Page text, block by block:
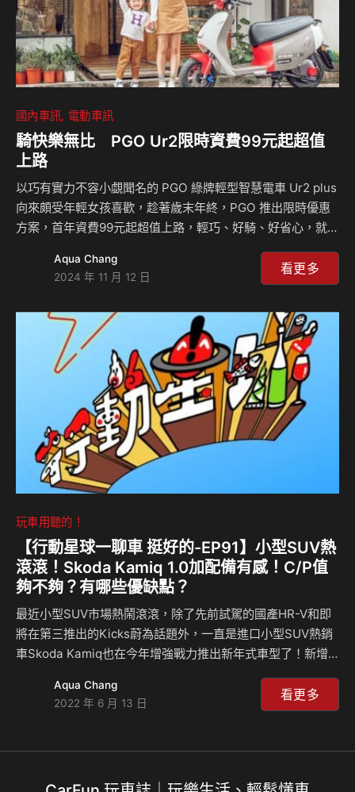
國內車訊 電動車訊
騎快樂無比 PGO Ur2限時資費99元起超值
上路
以巧有實力不容小覷聞名的 PGO 綠牌輕型智慧電車 Ur2 plus
向來頗受年輕女孩喜歡，趁著歲末年終，PGO 推出限時優惠
方案，首年資費99元起超值上路，輕巧、好騎、好省心，就要
多。Ur2 plus 座高為730mm、車重為82kg，不僅輕巧好駕
馭，還擁有許多貼心的配備。在燈具上，採用 Class-C 直射
異的照明效果。此外，車殼以環保材質打造，可愛的圓潤外
型，具備防刮特性，穿梭街道、駐車停放都安心。 在實用設
計上，Ur2 plus 配備全液晶儀錶和後座飛…
Aqua Chang
2024 年 11 月 12 日
看更多
玩車用聽的！
【行動星球⼀聊車 挺好的-EP91】小型SUV熱
滾滾！Skoda Kamiq 1.0加配備有感！C/P值
夠不夠？有哪些優缺點？
最近小型SUV市場熱鬧滾滾，除了先前試駕的國產HR-V和即
將在第三推出的Kicks蔚為話題外，一直是進口小型SUV熱銷
車Skoda Kamiq也在今年增強戰力推出新年式車型了！新增
敏源及濕度調節系統」，以及「Travel Assist智慧車陣輔助系
統」，多了這三樣配備戰力自然大躍進，不過對重視經濟的人
動力到底夠不夠用？空間能否滿足小家庭需求？本集島叔詳細
Aqua Chang
2022 年 6 月 13 日
看更多